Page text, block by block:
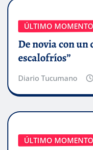
ÚLTIMO MOMENTO
De novia con un
escalofríos”
Diario Tucumano
ÚLTIMO MOMENTO